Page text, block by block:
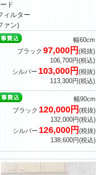
ド
ィルター
ァン)
幅60cm
ブラック 97,000円 (税抜)
106,700円(税込)
シルバー 103,000円 (税抜)
113,300円(税込)
幅90cm
ブラック 120,000円 (税抜)
132,000円(税込)
シルバー 126,000円 (税抜)
138,600円(税込)